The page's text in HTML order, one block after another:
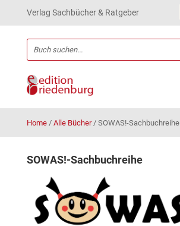
Verlag Sachbücher & Ratgeber
Home/ Alle Bücher/ SOWAS!-Sachbuchreihe
SOWAS!-Sachbuchreihe